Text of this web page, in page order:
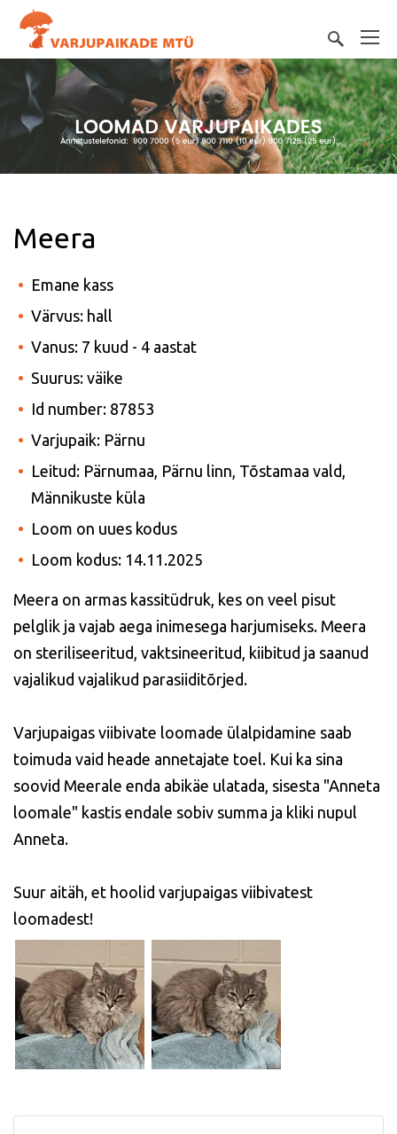
Meera
Emane kass
Värvus: hall
Vanus: 7 kuud - 4 aastat
Suurus: väike
Id number: 87853
Varjupaik: Pärnu
Leitud: Pärnumaa, Pärnu linn, Tõstamaa vald,
Männikuste küla
Loom on uues kodus
Loom kodus: 14.11.2025
Meera on armas kassitüdruk, kes on veel pisut
pelglik ja vajab aega inimesega harjumiseks. Meera
on steriliseeritud, vaktsineeritud, kiibitud ja saanud
vajalikud vajalikud parasiiditõrjed.
Varjupaigas viibivate loomade ülalpidamine saab
toimuda vaid heade annetajate toel. Kui ka sina
soovid Meerale enda abikäe ulatada, sisesta "Anneta
loomale" kastis endale sobiv summa ja kliki nupul
Anneta.
Suur aitäh, et hoolid varjupaigas viibivatest
loomadest!